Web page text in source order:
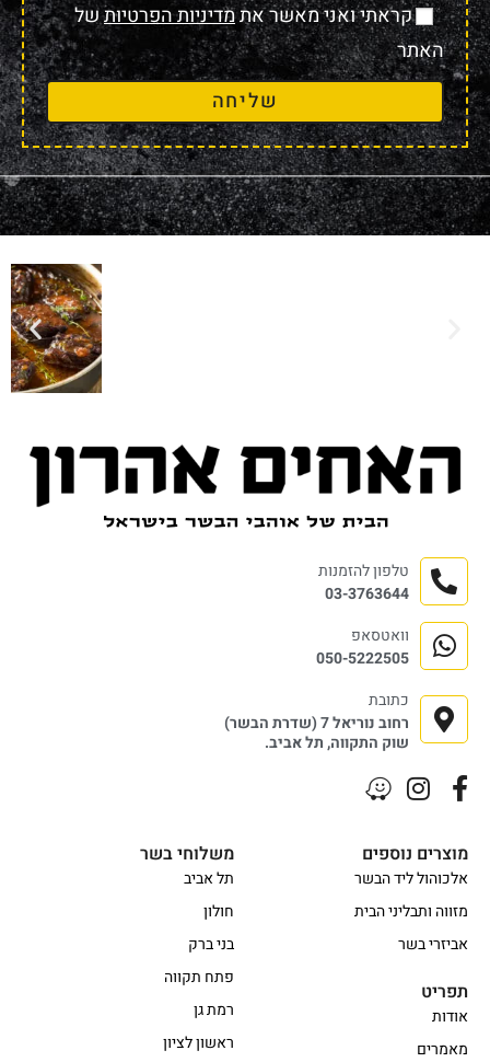
קראתי ואני מאשר אתמדיניות הפרטיותשל
האתר
שליחה
משלוחי בשר
תל אביב
חולון
בני ברק
פתח תקווה
רמת גן
ראשון לציון
מוצרים נוספים
אלכוהול ליד הבשר
מזווה ותבליני הבית
אביזרי בשר
תפריט
אודות
מאמרים
טלפון להזמנות
03-3763644
וואטסאפ
050-5222505
כתובת
רחוב נוריאל 7 (שדרת הבשר)
שוק התקווה, תל אביב.